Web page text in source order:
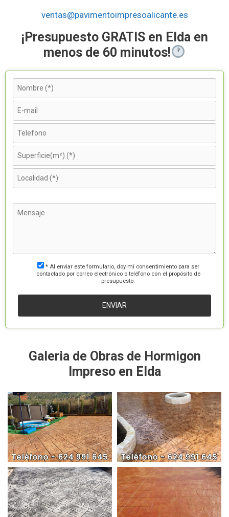
ventas@pavimentoimpresoalicante.es
¡Presupuesto GRATIS en Elda en
menos de 60 minutos!
* Al enviar este formulario, doy mi consentimiento para ser
contactado por correo electrónico o teléfono con el propósito de
presupuesto.
Galeria de Obras de Hormigon
Impreso en Elda